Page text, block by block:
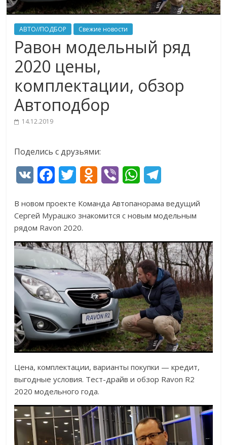
АВТО//ПОДБОР Свежие новости
Равон модельный ряд
2020 цены,
комплектации, обзор
Автоподбор
14.12.2019
Поделись с друзьями:
c
e
b
o
o
k
t
t
e
r
n
k
l
a
s
s
n
i
k
i
b
r
W
a
s
A
p
p
l
g
r
a
m
В новом проекте Команда Автопанорама ведущий
Сергей Мурашко знакомится с новым модельным
рядом Ravon 2020.
Цена, комплектации, варианты покупки — кредит,
выгодные условия. Тест-драйв и обзор Ravon R2
2020 модельного года.